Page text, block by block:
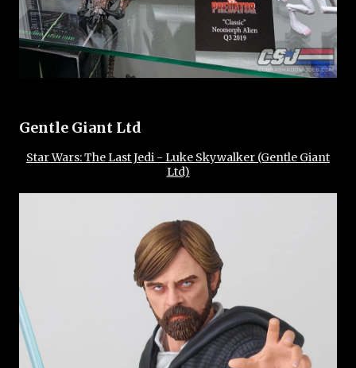
Gentle Giant Ltd
Star Wars: The Last Jedi - Luke Skywalker (Gentle Giant
Ltd)